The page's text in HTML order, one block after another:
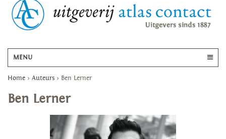
MENU
Home > Auteurs > Ben Lerner
Ben Lerner